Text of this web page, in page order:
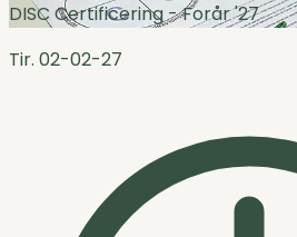
DISC Certificering - Forår '27
Tir. 02-02-27